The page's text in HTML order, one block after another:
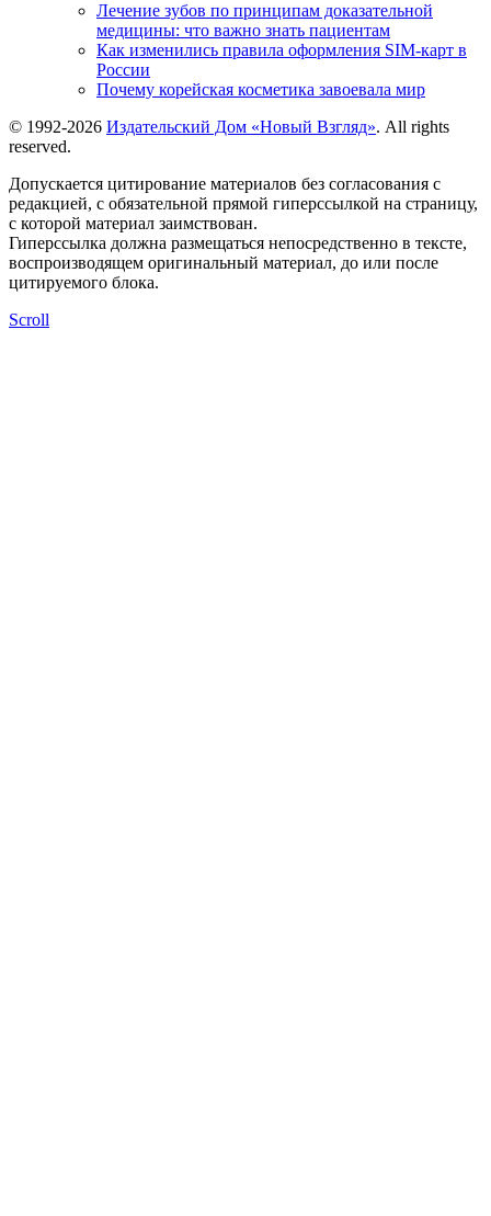
Лечение зубов по принципам доказательной
медицины: что важно знать пациентам
Как изменились правила оформления SIM-карт в
России
Почему корейская косметика завоевала мир
© 1992-2026 Издательский Дом «Новый Взгляд». All rights
reserved.
Допускается цитирование материалов без согласования с
редакцией, с обязательной прямой гиперссылкой на страницу,
с которой материал заимствован.
Гиперссылка должна размещаться непосредственно в тексте,
воспроизводящем оригинальный материал, до или после
цитируемого блока.
Scroll